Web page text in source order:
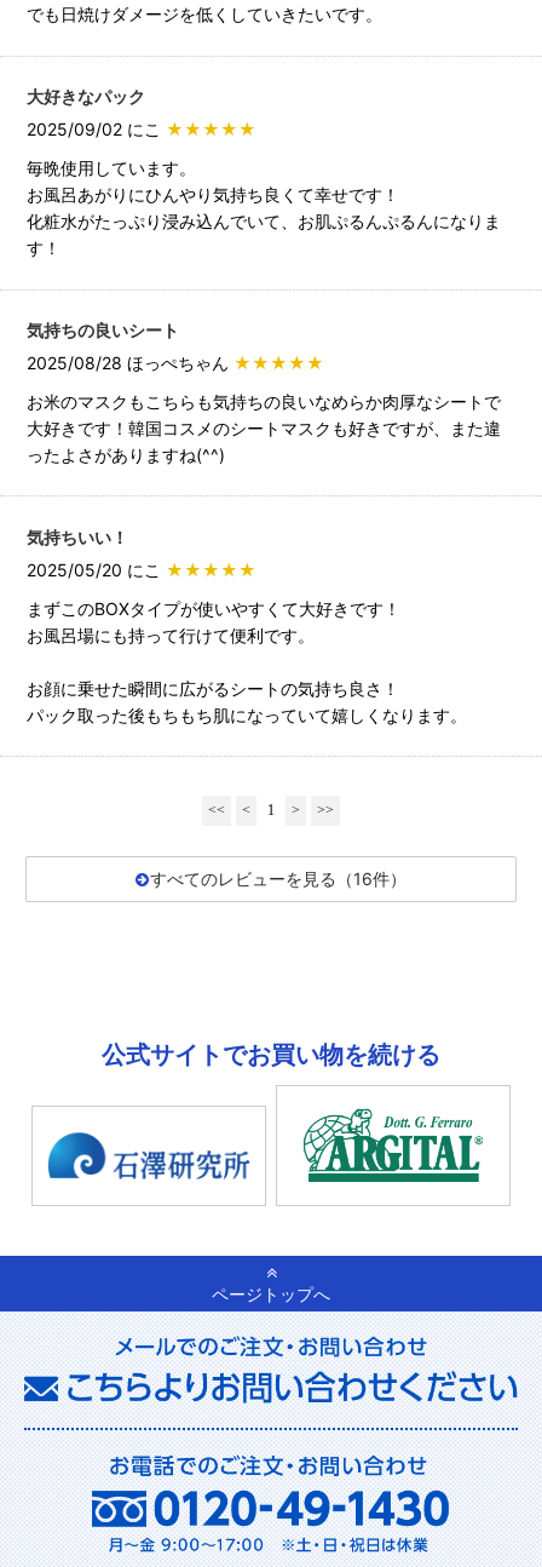
でも日焼けダメージを低くしていきたいです。
大好きなパック
2025/09/02 にこ ★★★★★
毎晩使用しています。
お風呂あがりにひんやり気持ち良くて幸せです！
化粧水がたっぷり浸み込んでいて、お肌ぷるんぷるんになりま
す！
気持ちの良いシート
2025/08/28 ほっぺちゃん ★★★★★
お米のマスクもこちらも気持ちの良いなめらか肉厚なシートで
大好きです！韓国コスメのシートマスクも好きですが、また違
ったよさがありますね(^^)
気持ちいい！
2025/05/20 にこ ★★★★★
まずこのBOXタイプが使いやすくて大好きです！
お風呂場にも持って行けて便利です。
お顔に乗せた瞬間に広がるシートの気持ち良さ！
パック取った後もちもち肌になっていて嬉しくなります。
<< < 1 > >>
すべてのレビューを見る（16件）
公式サイトでお買い物を続ける
ページトップへ